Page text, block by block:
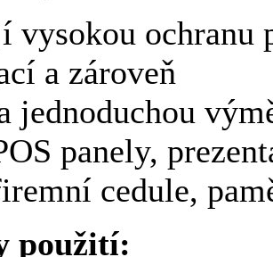
vysokou ochranu
a zároveň
jednoduchou
panely,
cedule,
použití: